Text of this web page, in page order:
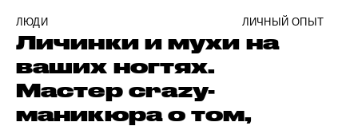
ЛЮДИ ЛИЧНЫЙ ОПЫТ
Личинки и мухи на
ваших ногтях.
Мастер crazy-
маникюра о том,